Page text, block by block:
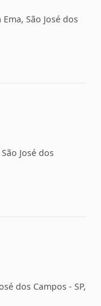
São José dos
José dos
dos Campos - SP,